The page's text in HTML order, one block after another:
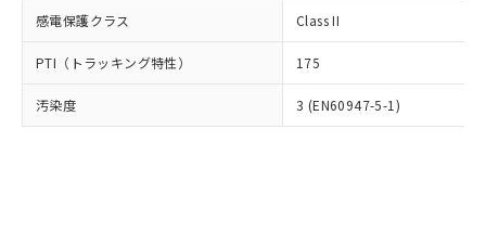
感電保護クラス Class II
PTI（トラッキング特性） 175
汚染度 3 (EN60947-5-1)
ビス）をご利用いただくには、I-Web
メンバーズにご登録されている必要が
あります。
お客様が当ウェブサイト上で当社にご
登録された部品リストについて、当社
および当社の共同利用者が、当社の製
月が前後することがあります。
※3 非含有証明書ダウンロード
質が外部に漏えいし、環境に深刻な影響を
及ぼさない年数を意味します。
い合わせください。
り引きをいたしません。
白
情報を公開していない機種